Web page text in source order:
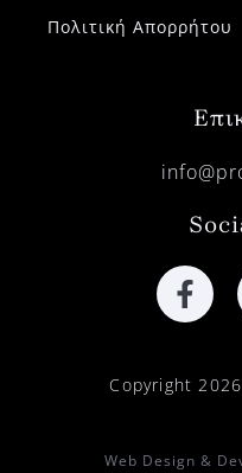
Πολιτική Απορρήτου
Copyright
Web Design &